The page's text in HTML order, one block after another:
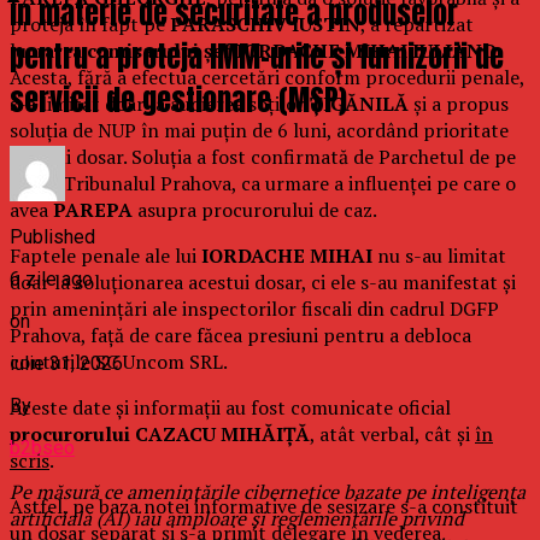
proteja în fapt pePARASCHIV IUSTIN, a repartizat
lucrareacomisarului șef IORDACHE MIHAI IULIANO.
Acesta, fără a efectua cercetări conform procedurii penale,
s-a limitat doar la audierea soților ȚIGĂNILĂși a propus
soluția de NUP în mai puțin de 6 luni, acordând prioritate
acestui dosar. Soluția a fost confirmată de Parchetul de pe
langa Tribunalul Prahova, ca urmare a influenței pe care o
aveaPAREPA asupra procurorului de caz.
Faptele penale ale luiIORDACHE MIHAI nu s-au limitat
doar la soluționarea acestui dosar, ci ele s-au manifestat și
prin amenințări ale inspectorilor fiscali din cadrul DGFP
Prahova, față de care făcea presiuni pentru a debloca
conturile SC Uncom SRL.
Aceste date și informații au fost comunicate oficial
procurorului CAZACU MIHĂIȚĂ, atât verbal, cât și în
scris.
Astfel, pe baza notei informative de sesizare s-a constituit
un dosar separat și s-a primit delegare în vederea
în materie de securitate a produselor
pentru a proteja IMM-urile și furnizorii de
servicii de gestionare (MSP)
Published
6 zile ago
on
iulie 31, 2026
By
b2bseo
Pe măsură ce amenințările cibernetice bazate pe inteligența
artificială (AI) iau amploare și reglementările privind